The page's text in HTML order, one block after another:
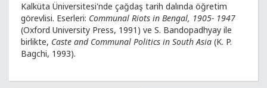
Kalküta Üniversitesi'nde çağdaş tarih dalında öğretim
görevlisi. Eserleri: Communal Riots in Bengal, 1905- 1947
(Oxford University Press, 1991) ve S. Bandopadhyay ile
birlikte, Caste and Communal Politics in South Asia (K. P.
Bagchi, 1993).